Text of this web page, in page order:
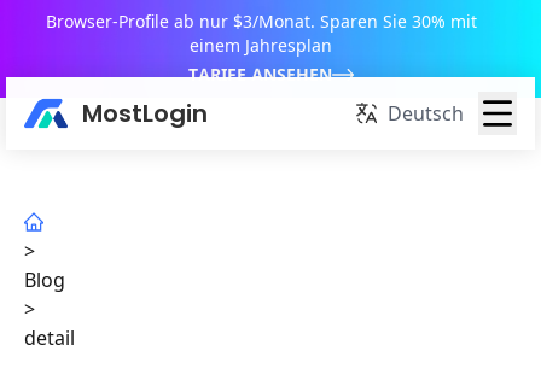
Browser-Profile ab nur $3/Monat. Sparen Sie 30% mit
einem Jahresplan
TARIFE ANSEHEN
MostLogin Deutsch
>
Blog
>
detail